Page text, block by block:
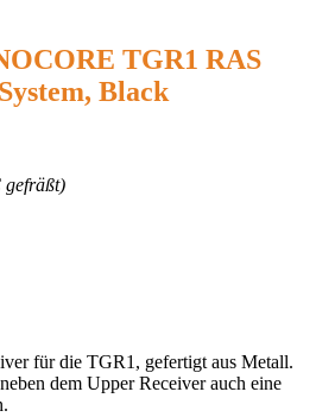
TGR1 RAS
Black
für die TGR1, gefertigt aus Metall.
dem Upper Receiver auch eine